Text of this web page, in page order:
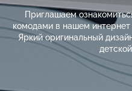
Приглашаем
комодами в нашем
Яркий оригинальный